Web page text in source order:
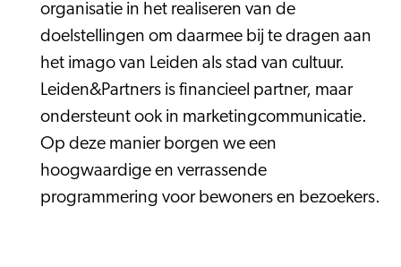
organisatie in het realiseren van de
doelstellingen om daarmee bij te dragen aan
het imago van Leiden als stad van cultuur.
Leiden&Partners is financieel partner, maar
ondersteunt ook in marketingcommunicatie.
Op deze manier borgen we een
hoogwaardige en verrassende
programmering voor bewoners en bezoekers.